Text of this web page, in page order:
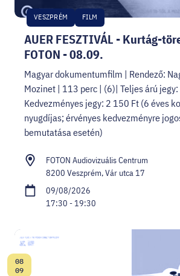
AUER FESZTIVÁL - Kurtág-
FOTON - 08.09.
VESZPRÉM FILM
Magyar dokumentumfilm | Rendező:
Mozinet | 113 perc | (6)| Teljes árú
Kedvezményes jegy: 2 150 Ft (6 éves
nyugdíjas; érvényes kedvezményre
bemutatása esetén)
FOTON Audiovizuális Centrum
8200 Veszprém, Vár utca 17
09/08/2026
17:30 - 19:30
Date:
08
09